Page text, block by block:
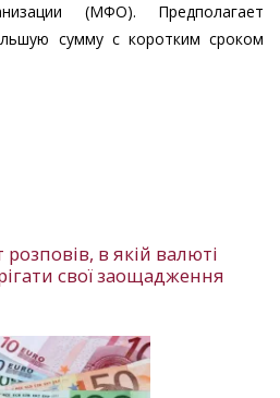
(МФО). Предполагает
сумму с коротким сроком
в якій валюті
свої заощадження